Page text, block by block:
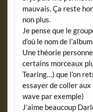
mauvais. Ça reste
non plus.
Je pense que le
d’où le nom de
Une théorie
certains morceaux
Tearing…) que l’on
essayer de coller aux
wave par exemple)
J’aime beaucoup